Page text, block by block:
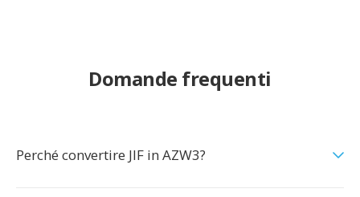
Domande frequenti
Perché convertire JIF in AZW3?